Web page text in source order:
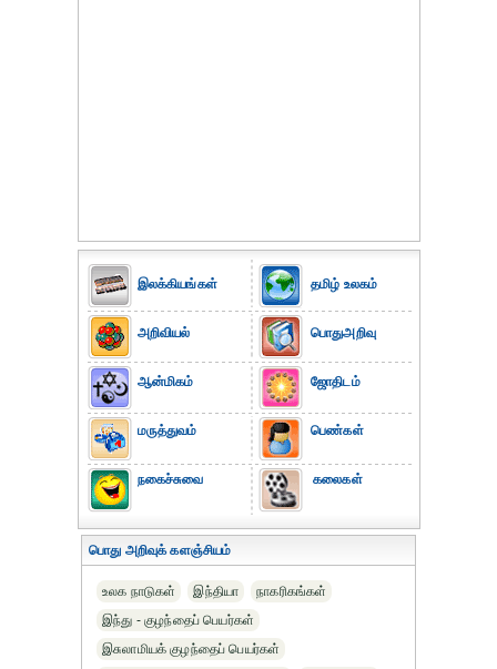
இலக்கியங்கள்
அறிவியல்
ஆன்மிகம்
மருத்துவம்
நகைச்சுவை
தமிழ் உலகம்
பொதுஅறிவு
ஜோதிடம்
பெண்கள்
கலைகள்
பொது அறிவுக் களஞ்சியம்
உலக நாடுகள் இந்தியா
நாகரிகங்கள்
இந்து - குழந்தைப் பெயர்கள்
இசுலாமியக் குழந்தைப் பெயர்கள்